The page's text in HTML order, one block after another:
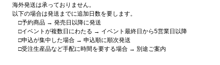
海外発送は承っておりません。
以下の場合は発送までに追加日数を要します。
□予約商品 → 発売日以降に発送
□イベントが複数日にわたる → イベント最終日から5営業日以降
□申込が集中した場合 → 申込順に順次発送
□受注生産品など手配に時間を要する場合 → 別途ご案内